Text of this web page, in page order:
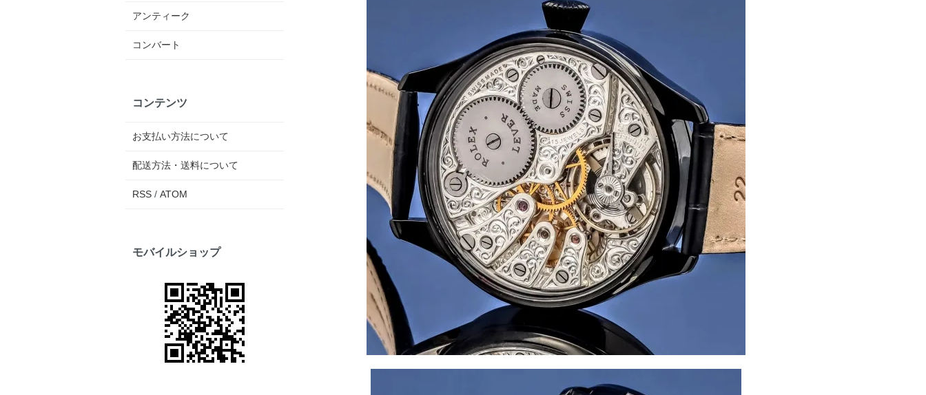
アンティーク
コンバート
コンテンツ
お支払い方法について
配送方法・送料について
RSS / ATOM
モバイルショップ